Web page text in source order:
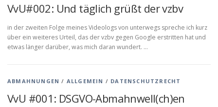
VvU#002: Und täglich grüßt der vzbv
in der zweiten Folge meines Videologs von unterwegs spreche ich kurz
über ein weiteres Urteil, das der vzbv gegen Google erstritten hat und
etwas länger darüber, was mich daran wundert. …
ABMAHNUNGEN / ALLGEMEIN / DATENSCHUTZRECHT
VvU #001: DSGVO-Abmahnwell(ch)en